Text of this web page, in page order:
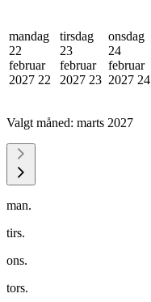
mandag
22
februar
2027 22
tirsdag
23
februar
2027 23
onsdag
24
februar
2027 24
Valgt måned: marts 2027
man.
tirs.
ons.
tors.